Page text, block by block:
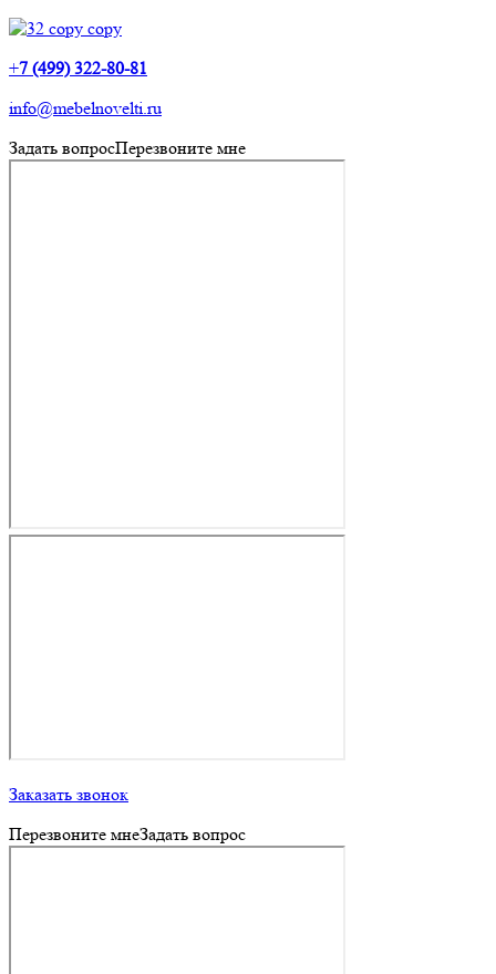
+7 (499) 322-80-81
info@mebelnovelti.ru
Задать вопросПерезвоните мне
Заказать звонок
Перезвоните мнеЗадать вопрос